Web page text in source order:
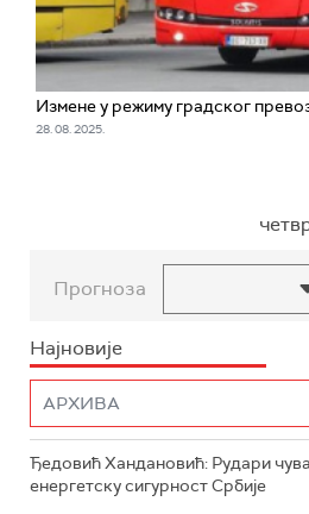
Измене у режиму градског
28. 08. 2025.
Прогноза
Најновије
Ђедовић Хандановић: Рудари
енергетску сигурност Србије